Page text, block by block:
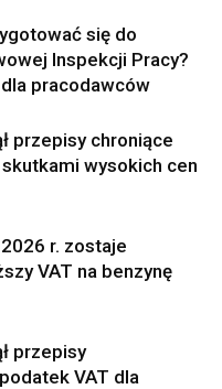
się do
Inspekcji Pracy?
pracodawców
przepisy chroniące
wysokich cen
r. zostaje
VAT na benzynę
przepisy
VAT dla